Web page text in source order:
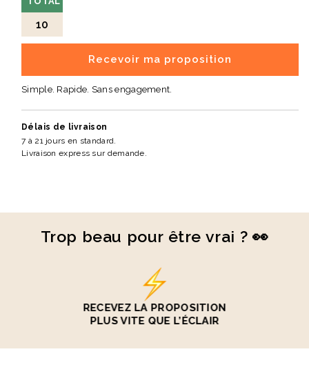
10
Recevoir ma proposition
Simple. Rapide. Sans engagement.
Délais de livraison
7 à 21 jours en standard.
Livraison express sur demande.
Trop beau pour être vrai ? 👀
RECEVEZ LA PROPOSITION
PLUS VITE QUE L’ÉCLAIR